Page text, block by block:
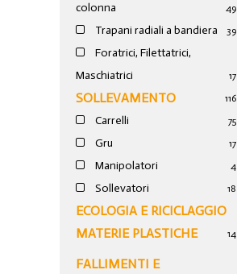
colonna
49
Trapani radiali a bandiera 39
Foratrici, Filettatrici,
Maschiatrici
17
SOLLEVAMENTO 116
Carrelli 75
Gru 17
Manipolatori 4
Sollevatori 18
ECOLOGIA E RICICLAGGIO
MATERIE PLASTICHE
14
FALLIMENTI E